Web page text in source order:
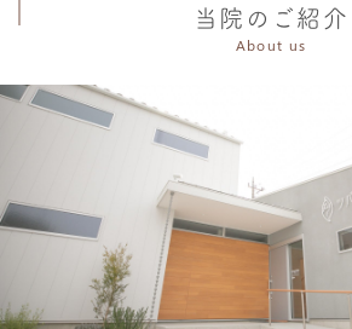
当院のご紹介
About us